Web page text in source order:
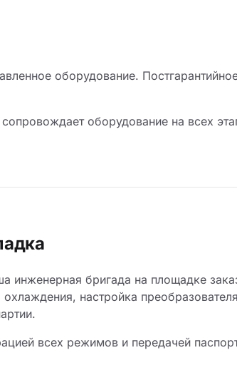
оборудование.
оборудование на всех
инженерная бригада на площадке
охлаждения, настройка
всех режимов и передачей